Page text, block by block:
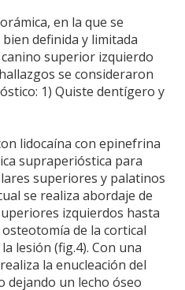
en la que se
definida y limitada
superior izquierdo
se consideraron
1) Quiste dentígero y
lidocaína con epinefrina
supraperióstica para
superiores y palatinos
se realiza abordaje de
izquierdos hasta
osteotomía de la cortical
lesión (fig.4). Con una
la enucleación del
dejando un lecho óseo